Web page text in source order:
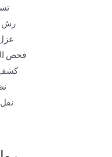
رش
فحص
كشف